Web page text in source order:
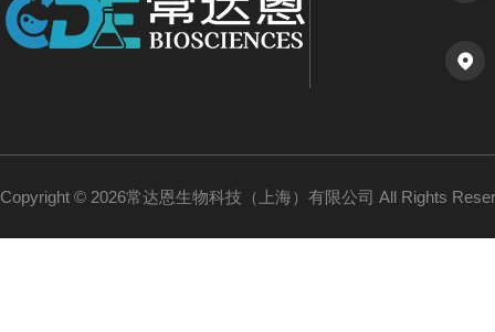
Copyright © 2026常达恩生物科技（上海）有限公司 All Rights